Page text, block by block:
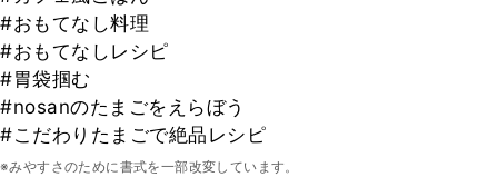
#おもてなし料理
#おもてなしレシピ
#胃袋掴む
#nosanのたまごをえらぼう
#こだわりたまごで絶品レシピ
※みやすさのために書式を一部改変しています。